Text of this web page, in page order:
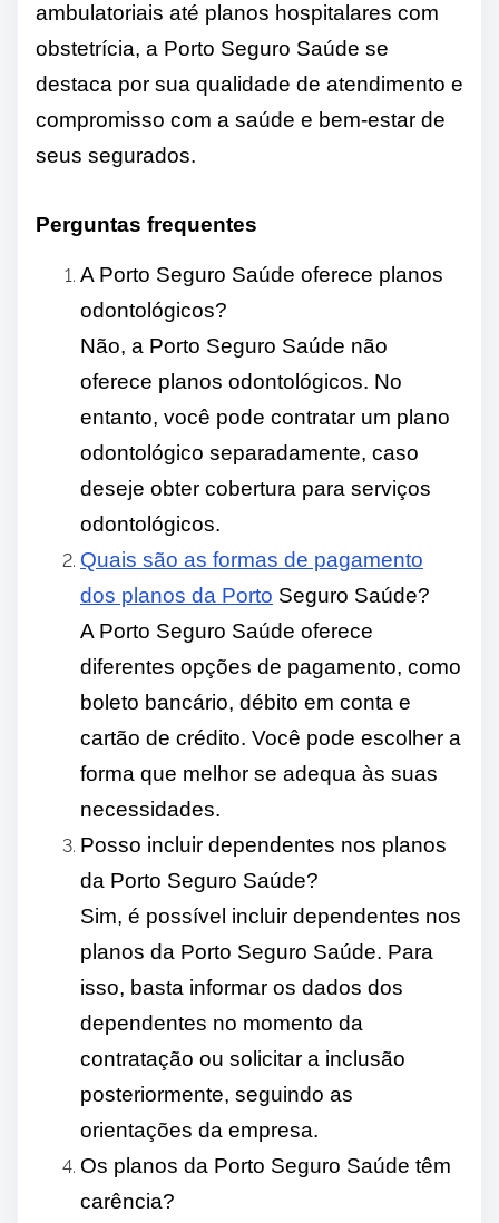
ambulatoriais até planos hospitalares com
obstetrícia, a Porto Seguro Saúde se
destaca por sua qualidade de atendimento e
compromisso com a saúde e bem-estar de
seus segurados.
Perguntas frequentes
A Porto Seguro Saúde oferece planos
odontológicos?
Não, a Porto Seguro Saúde não
oferece planos odontológicos. No
entanto, você pode contratar um plano
odontológico separadamente, caso
deseje obter cobertura para serviços
odontológicos.
Quais são as formas de pagamento
dos planos da Porto Seguro Saúde?
A Porto Seguro Saúde oferece
diferentes opções de pagamento, como
boleto bancário, débito em conta e
cartão de crédito. Você pode escolher a
forma que melhor se adequa às suas
necessidades.
Posso incluir dependentes nos planos
da Porto Seguro Saúde?
Sim, é possível incluir dependentes nos
planos da Porto Seguro Saúde. Para
isso, basta informar os dados dos
dependentes no momento da
contratação ou solicitar a inclusão
posteriormente, seguindo as
orientações da empresa.
Os planos da Porto Seguro Saúde têm
carência?